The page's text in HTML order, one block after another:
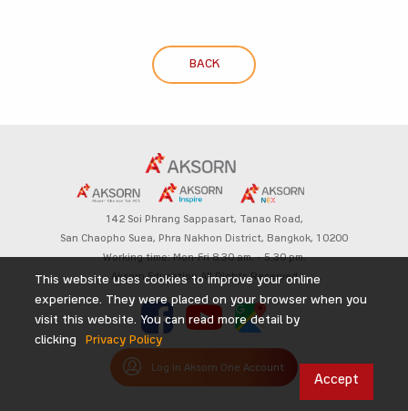
BACK
142 Soi Phrang Sappasart, Tanao Road,
San Chaopho Suea, Phra Nakhon District, Bangkok, 10200
Working time: Mon-Fri 8.30 am. – 5.30 pm.
Aksorn Education All Rights Reserved
Log in Aksorn One Account
This website uses cookies to improve your online
experience. They were placed on your browser when you
visit this website. You can read more detail by
clicking
Privacy Policy
Accept